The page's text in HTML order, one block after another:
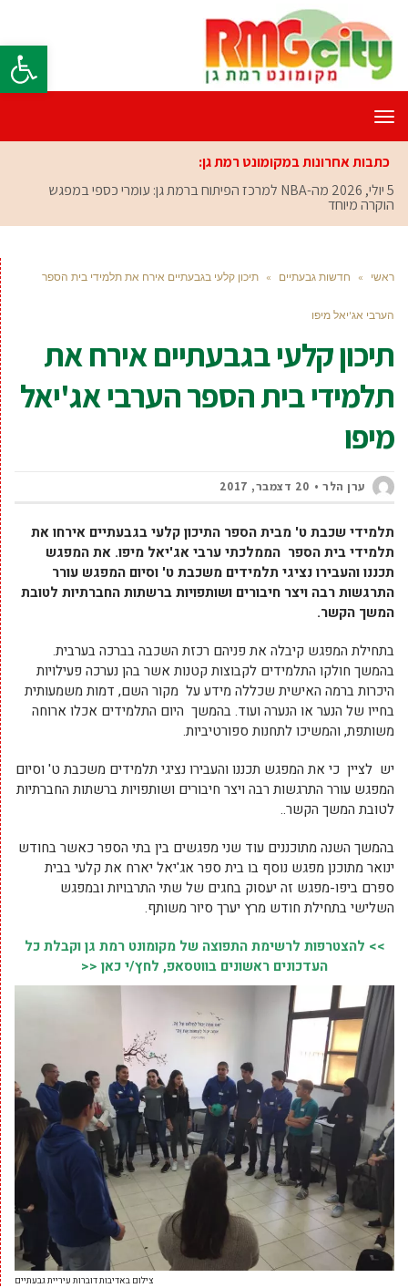
פתח
תפריט
כתבות אחרונות במקומונט רמת גן:
5 יולי, 2026
מה-NBA למרכז הפיתוח ברמת גן: עומרי כספי במפגש
הוקרה מיוחד
ראשי » חדשות גבעתיים » תיכון קלעי בגבעתיים אירח את תלמידי בית הספר
הערבי אג'יאל מיפו
תיכון קלעי בגבעתיים אירח את
תלמידי בית הספר הערבי אג'יאל
מיפו
ערן הלר 20 דצמבר, 2017
תלמידי שכבת ט' מבית הספר התיכון קלעי בגבעתיים אירחו את
תלמידי בית הספר הממלכתי ערבי אג'יאל מיפו. את המפגש
תכננו והעבירו נציגי תלמידים משכבת ט' וסיום המפגש עורר
התרגשות רבה ויצר חיבורים ושותפויות ברשתות החברתיות לטובת
המשך הקשר.
בתחילת המפגש קיבלה את פניהם רכזת השכבה בברכה בערבית.
בהמשך חולקו התלמידים לקבוצות קטנות אשר בהן נערכה פעילויות
היכרות ברמה האישית שכללה מידע על מקור השם, דמות משמעותית
בחייו של הנער או הנערה ועוד. בהמשך היום התלמידים אכלו ארוחה
משותפת, והמשיכו לתחנות ספורטיביות.
יש לציין כי את המפגש תכננו והעבירו נציגי תלמידים משכבת ט' וסיום
המפגש עורר התרגשות רבה ויצר חיבורים ושותפויות ברשתות החברתיות
לטובת המשך הקשר..
בהמשך השנה מתוכננים עוד שני מפגשים בין בתי הספר כאשר בחודש
ינואר מתוכנן מפגש נוסף בו בית ספר אג'יאל יארח את קלעי בבית
ספרם ביפו-מפגש זה יעסוק בחגים של שתי התרבויות ובמפגש
השלישי בתחילת חודש מרץ יערך סיור משותף.
>> להצטרפות לרשימת התפוצה של מקומונט רמת גן וקבלת כל
העדכונים ראשונים בווטסאפ, לחץ/י כאן <<
צילום באדיבות דוברות עיריית גבעתיים